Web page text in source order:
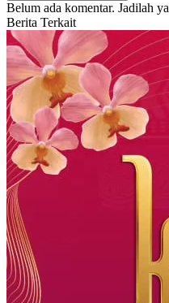
Belum ada komentar. Jadilah
Berita Terkait